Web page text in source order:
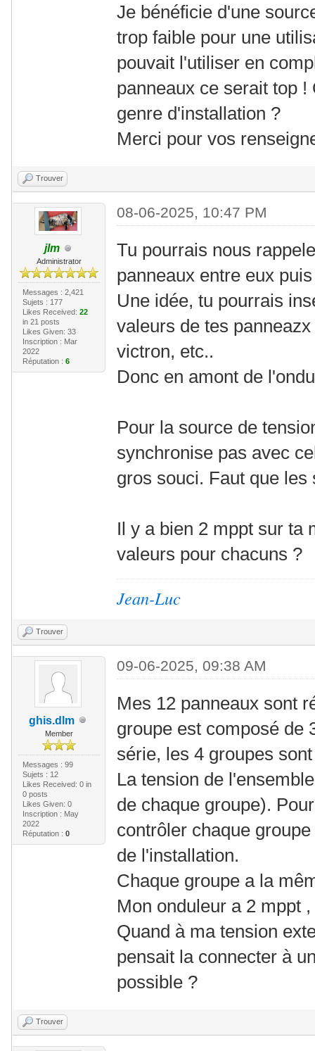
Je bénéficie d'une
trop faible pour une
pouvait l'utiliser en
panneaux ce serait top
genre d'installation ?
Merci pour vos
Trouver
jlm
Administrator
Messages : 2,421
Sujets : 177
Likes Received: 22
in 21 posts
Likes Given: 33
Inscription : Mar
2022
Réputation : 6
08-06-2025, 10:47 PM
Tu pourrais nous
panneaux entre eux
Une idée, tu pourrais
valeurs de tes
victron, etc..
Donc en amont de
Pour la source de
synchronise pas avec
gros souci. Faut que
Il y a bien 2 mppt sur ta
valeurs pour chacuns ?
Jean-Luc
Trouver
ghis.dlm
Member
Messages : 99
Sujets : 12
Likes Received: 0in
0 posts
Likes Given: 0
Inscription : May
2022
Réputation : 0
09-06-2025, 09:38 AM
Mes 12 panneaux sont
groupe est composé de
série, les 4 groupes
La tension de
de chaque groupe).
contrôler chaque
de l'installation.
Chaque groupe a la
Mon onduleur a 2 mppt
Quand à ma tension
pensait la connecter à
possible ?
Trouver